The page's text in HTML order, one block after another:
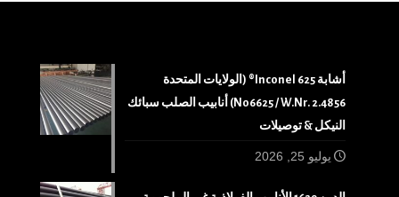
أشابة 625 Inconel® (الولايات المتحدة
N06625 / W.Nr. 2.4856) أنابيب الصلب سبائك
النيكل & توصيلات
يوليو 25, 2026